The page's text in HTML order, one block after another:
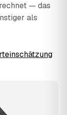
— das
als